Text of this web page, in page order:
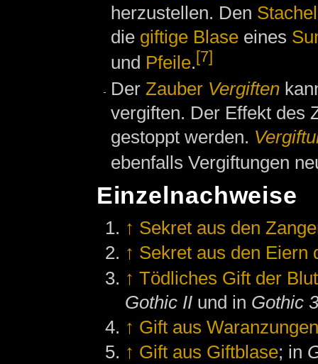
herzustellen. Den Stachel
die giftige Blase eines
und Pfeile.[7]
Der Zauber Vergiften
vergiften. Der Effekt des
gestoppt werden.
ebenfalls Vergiftungen
Einzelnachweise
↑ Sekret aus den
↑ Sekret aus den Eiern
↑ Tödliches Gift der
Gothic II und in Gothic
↑ Gift aus
↑ Gift aus Giftblase; in